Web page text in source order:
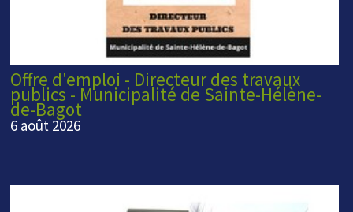
Offre d'emploi - Directeur des travaux
publics - Municipalité de Sainte-Hélène-
de-Bagot
6 août 2026